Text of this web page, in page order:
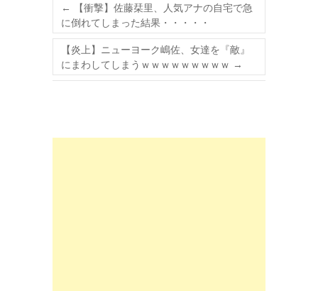
←
【衝撃】佐藤栞里、人気アナの自宅で急
に倒れてしまった結果・・・・・
【炎上】ニューヨーク嶋佐、女達を『敵』
にまわしてしまうｗｗｗｗｗｗｗｗｗ →